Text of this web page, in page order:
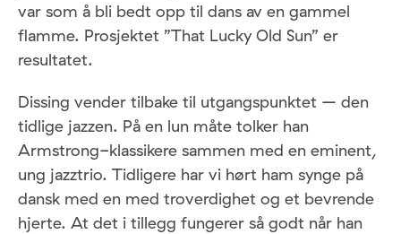
var som å bli bedt opp til dans av en gammel
flamme. Prosjektet ”That Lucky Old Sun” er
resultatet.
Dissing vender tilbake til utgangspunktet – den
tidlige jazzen. På en lun måte tolker han
Armstrong-klassikere sammen med en eminent,
ung jazztrio. Tidligere har vi hørt ham synge på
dansk med en med troverdighet og et bevrende
hjerte. At det i tillegg fungerer så godt når han